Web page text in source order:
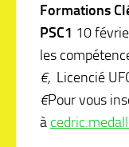
Formations
PSC1 10
les
€, Licencié
€Pour vous
à